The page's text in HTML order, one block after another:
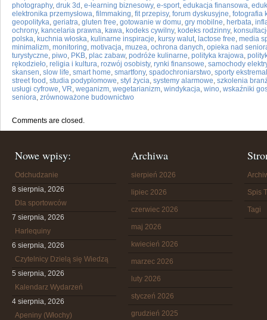
photography, druk 3d , e-learning biznesowy, e-sport, edukacja finansowa,
elektronika przemysłowa, filmmaking, fit przepisy, forum dyskusyjne, fotografia
geopolityka, geriatra, gluten free, gotowanie w domu, gry mobilne, herbata,
ochrony, kancelaria prawna, kawa, kodeks cywilny, kodeks rodzinny,
polska, kuchnia włoska, kulinarne inspiracje, kursy walut, lactose free, media
minimalizm, monitoring, motivacja, muzea, ochrona danych, opieka nad
turystyczne, piwo, PKB, plac zabaw, podróże kulinarne, polityka krajowa,
rękodzieło, religia i kultura, rozwój osobisty, rynki finansowe, samochody
skansen, slow life, smart home, smartfony, spadochroniarstwo, sporty
street food , studia podyplomowe, styl życia, systemy alarmowe, szkolenia
usługi cyfrowe, VR, weganizm, wegetarianizm, windykacja, wino, wskaźniki
seniora, zrównoważone budownictwo
Comments are closed.
Nowe wpisy:
Odchudzanie
8 sierpnia, 2026
Dla sportowców
7 sierpnia, 2026
Harlequiny
6 sierpnia, 2026
Czytelnicy Dzielą się Wiedzą
5 sierpnia, 2026
Kalendarz Wydarzeń
4 sierpnia, 2026
Apeniny (Włochy)
Archiwa
sierpień 2026
lipiec 2026
czerwiec 2026
maj 2026
kwiecień 2026
marzec 2026
luty 2026
styczeń 2026
grudzień 2025
Spis
Tagi